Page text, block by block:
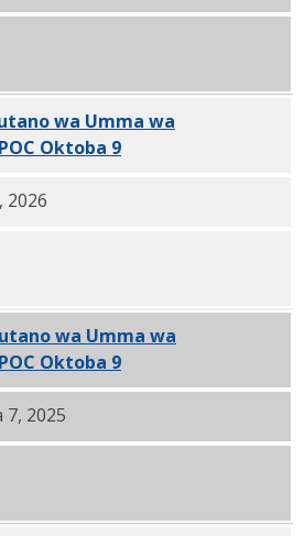
wa Umma wa
Oktoba 9, 2025 PDF
2026
wa Umma wa
Oktoba 9, 2025 PDF
2025